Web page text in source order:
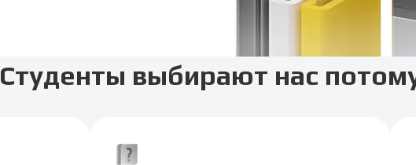
Студенты выбирают нас